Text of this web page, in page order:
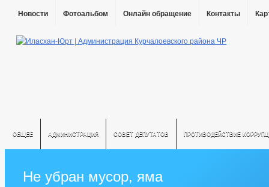
Новости Фотоальбом Онлайн обращение Контакты
ОБЩЕЕ АДМИНИСТРАЦИЯ СОВЕТ ДЕПУТАТОВ ПРОТИВОДЕЙСТВИЕ
Не убран мусор, яма